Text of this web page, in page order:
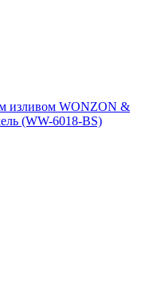
изливом WONZON &
(WW-6018-BS)